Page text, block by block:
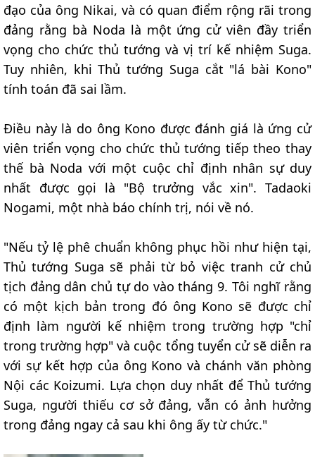
đạo của ông Nikai, và có quan điểm rộng rãi trong
đảng rằng bà Noda là một ứng cử viên đầy triển
vọng cho chức thủ tướng và vị trí kế nhiệm Suga.
Tuy nhiên, khi Thủ tướng Suga cắt "lá bài Kono"
tính toán đã sai lầm.
Điều này là do ông Kono được đánh giá là ứng cử
viên triển vọng cho chức thủ tướng tiếp theo thay
thế bà Noda với một cuộc chỉ định nhân sự duy
nhất được gọi là "Bộ trưởng vắc xin". Tadaoki
Nogami, một nhà báo chính trị, nói về nó.
"Nếu tỷ lệ phê chuẩn không phục hồi như hiện tại,
Thủ tướng Suga sẽ phải từ bỏ việc tranh cử chủ
tịch đảng dân chủ tự do vào tháng 9. Tôi nghĩ rằng
có một kịch bản trong đó ông Kono sẽ được chỉ
định làm người kế nhiệm trong trường hợp "chỉ
trong trường hợp" và cuộc tổng tuyển cử sẽ diễn ra
với sự kết hợp của ông Kono và chánh văn phòng
Nội các Koizumi. Lựa chọn duy nhất để Thủ tướng
Suga, người thiếu cơ sở đảng, vẫn có ảnh hưởng
trong đảng ngay cả sau khi ông ấy từ chức."